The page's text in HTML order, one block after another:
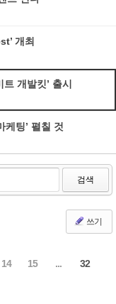
개최
개발킷’ 출시
케팅’ 펼칠 것
검색
쓰기
14 15 ... 32